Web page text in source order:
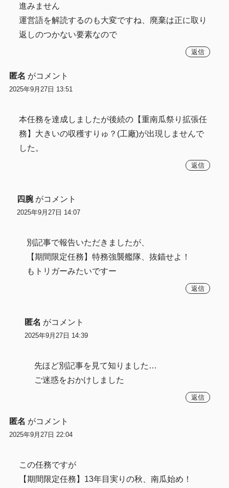
進みません
運営語を解読するのも大変ですね、廃棄は正に取り
返しのつかない要素なので
返信
匿名 がコメント
2025年9月27日 13:51
本任務を達成しましたが後続の【重南瓜祭り拡張任
務】大きいの収穫すりゅ？(工廠)が出現しませんで
した。
返信
四腕 がコメント
2025年9月27日 14:07
別記事で報告いただきましたが、
【期間限定任務】特務強襲艦隊、抜錨せよ！
もトリガーみたいですー
返信
匿名 がコメント
2025年9月27日 14:39
先ほど別記事を見て知りました…
ご迷惑をおかけしました
返信
匿名 がコメント
2025年9月27日 22:04
この任務ですが
【期間限定任務】13年目実りの秋、南瓜始め！